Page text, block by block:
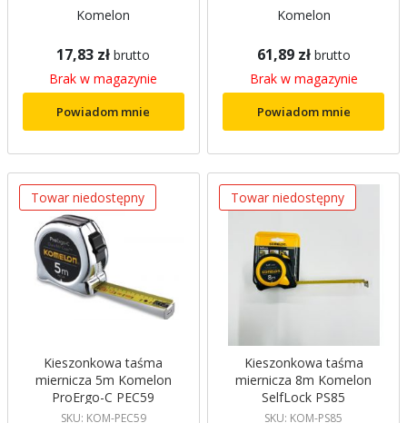
Komelon
17,83 zł brutto
Brak w magazynie
Powiadom mnie
Komelon
61,89 zł brutto
Brak w magazynie
Powiadom mnie
Towar niedostępny
Kieszonkowa taśma
miernicza 5m Komelon
ProErgo-C PEC59
SKU: KOM-PEC59
Towar niedostępny
Kieszonkowa taśma
miernicza 8m Komelon
SelfLock PS85
SKU: KOM-PS85